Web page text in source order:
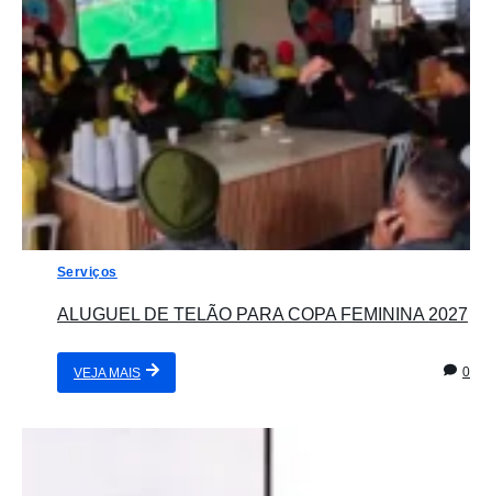
Serviços
ALUGUEL DE TELÃO PARA COPA FEMININA 2027
VEJA MAIS 0